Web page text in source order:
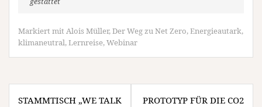
Markiert mit Alois Müller,Der Weg zu Net Zero,Energieautark,
klimaneutral,Lernreise,Webinar
Beitragsnavigation
STAMMTISCH „WE TALK
PROTOTYP FÜR DIE CO2